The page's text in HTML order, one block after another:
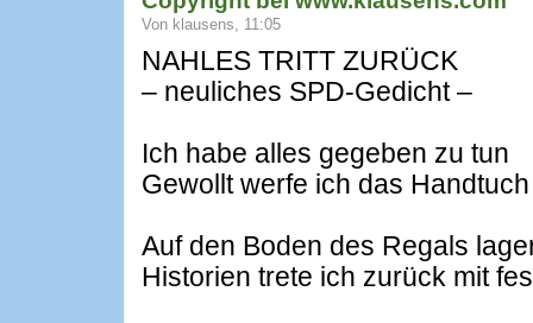
Von klausens, 11:05
NAHLES TRITT ZURÜCK
– neuliches SPD-Gedicht –
Ich habe alles gegeben zu tun
Gewollt werfe ich das Handtuch
Auf den Boden des Regals
Historien trete ich zurück mit